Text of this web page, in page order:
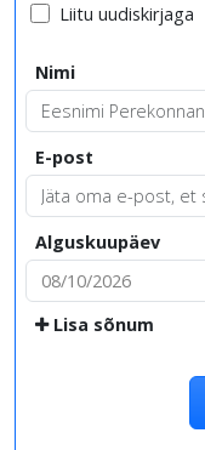
Liitu uudiskirjaga
Nimi
E-post
Alguskuupäev
Lisa sõnum